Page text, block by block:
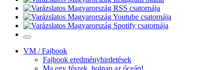
VM / Fajbook
Fajbook eredményhirdetések
Ma egy fészek, holnap az óceán!